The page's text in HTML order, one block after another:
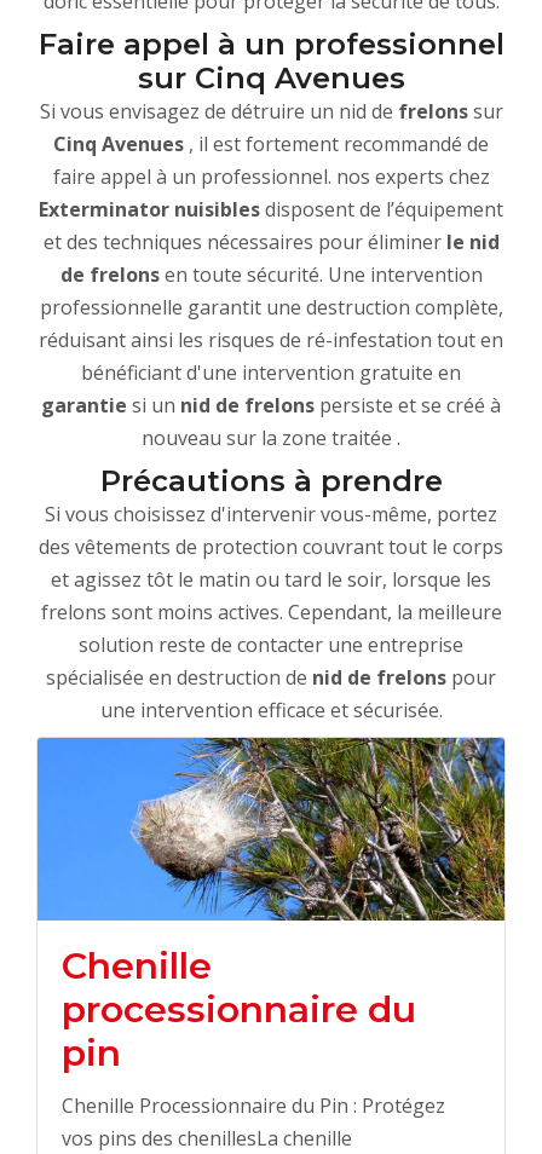
Faire appel à un professionnel
sur Cinq Avenues
Si vous envisagez de détruire un nid de frelonssur
Cinq Avenues , il est fortement recommandé de
faire appel à un professionnel. nos experts chez
Exterminator nuisiblesdisposent de l’équipement
et des techniques nécessaires pour éliminerle nid
de frelonsen toute sécurité. Une intervention
professionnelle garantit une destruction complète,
réduisant ainsi les risques de ré-infestation tout en
bénéficiant d'une intervention gratuite en
garantie si un nid de frelons persiste et se créé à
nouveau sur la zone traitée .
Précautions à prendre
Si vous choisissez d'intervenir vous-même, portez
des vêtements de protection couvrant tout le corps
et agissez tôt le matin ou tard le soir, lorsque les
frelons sont moins actives. Cependant, la meilleure
solution reste de contacter une entreprise
spécialisée en destruction de nid de frelons pour
une intervention efficace et sécurisée.
Chenille
processionnaire du
pin
Chenille Processionnaire du Pin : Protégez
vos pins des chenillesLa chenille